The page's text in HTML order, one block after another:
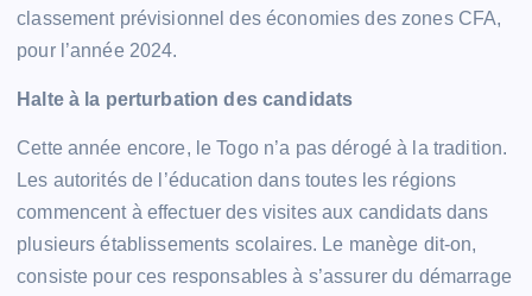
classement prévisionnel des économies des zones CFA,
pour l’année 2024.
Halte à la perturbation des candidats
Cette année encore, le Togo n’a pas dérogé à la tradition.
Les autorités de l’éducation dans toutes les régions
commencent à effectuer des visites aux candidats dans
plusieurs établissements scolaires. Le manège dit-on,
consiste pour ces responsables à s’assurer du démarrage